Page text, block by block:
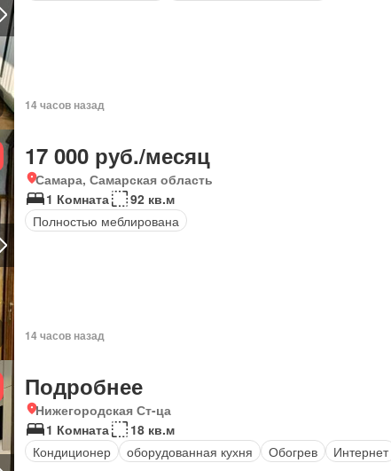
14 часов назад
17 000 руб./месяц
Самара, Самарская область
1 Комната
92 кв.м
Полностью меблирована
14 часов назад
Подробнее
Нижегородская Ст-ца
1 Комната
18 кв.м
Кондиционер
оборудованная кухня Обогрев Интернет